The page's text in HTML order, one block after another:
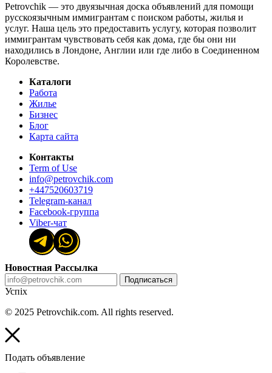
Petrovchik — это двуязычная доска объявлений для помощи
русскоязычным иммигрантам с поиском работы, жилья и
услуг. Наша цель это предоставить услугу, которая позволит
иммигрантам чувствовать себя как дома, где бы они ни
находились в Лондоне, Англии или где либо в Соединенном
Королевстве.
Каталоги
Работа
Жилье
Бизнес
Блог
Карта сайта
Контакты
Term of Use
info@petrovchik.com
+447520603719
Telegram-канал
Facebook-группа
Viber-чат
Новостная Рассылка
Подписаться
Успіх
© 2025 Petrovchik.com. All rights reserved.
Подать объявление